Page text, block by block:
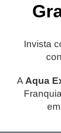
Invista
A Aqua